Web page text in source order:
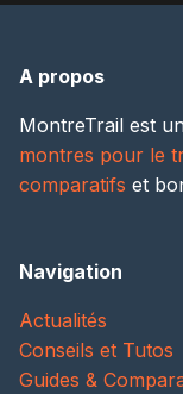
A propos
MontreTrail est
montres pour le
comparatifs et
Navigation
Actualités
Conseils et Tutos
Guides &